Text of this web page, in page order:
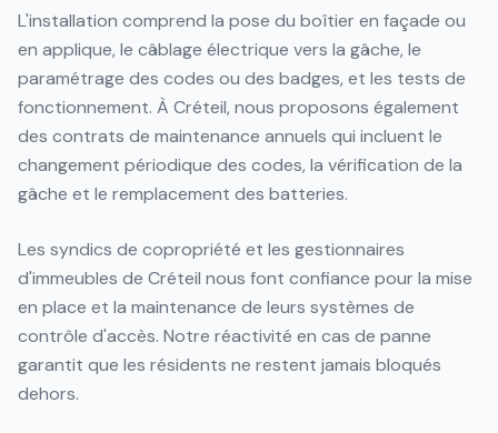
L'installation comprend la pose du boîtier en façade ou
en applique, le câblage électrique vers la gâche, le
paramétrage des codes ou des badges, et les tests de
fonctionnement. À Créteil, nous proposons également
des contrats de maintenance annuels qui incluent le
changement périodique des codes, la vérification de la
gâche et le remplacement des batteries.
Les syndics de copropriété et les gestionnaires
d'immeubles de Créteil nous font confiance pour la mise
en place et la maintenance de leurs systèmes de
contrôle d'accès. Notre réactivité en cas de panne
garantit que les résidents ne restent jamais bloqués
dehors.